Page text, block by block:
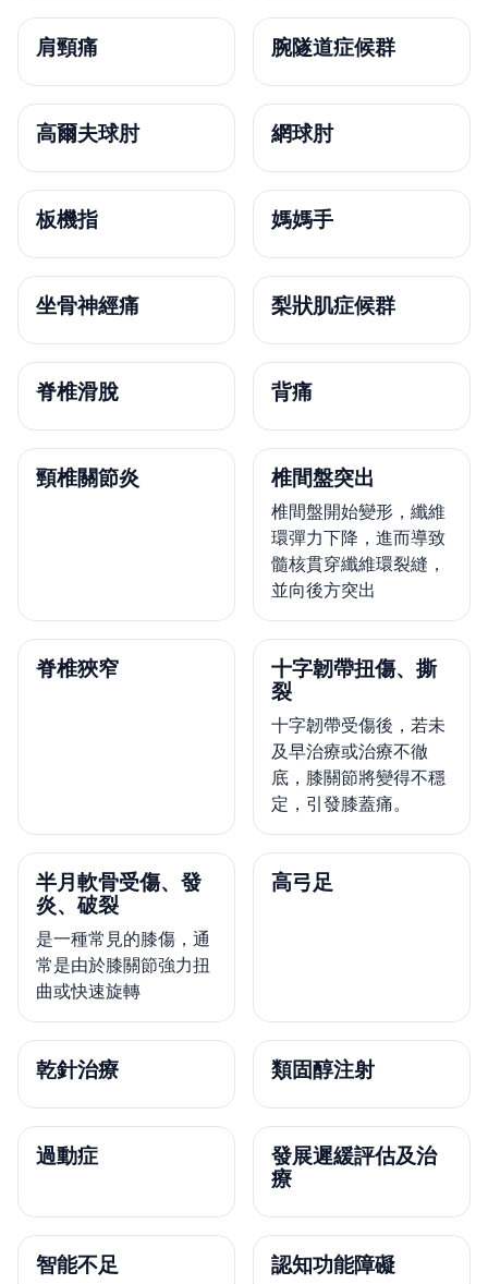
肩頸痛 腕隧道症候群
高爾夫球肘 網球肘
板機指 媽媽手
坐骨神經痛 梨狀肌症候群
脊椎滑脫 背痛
頸椎關節炎 椎間盤突出
椎間盤開始變形，纖維
環彈力下降，進而導致
髓核貫穿纖維環裂縫，
並向後方突出
脊椎狹窄
十字韌帶扭傷、撕
裂
十字韌帶受傷後，若未
及早治療或治療不徹
底，膝關節將變得不穩
定，引發膝蓋痛。
半月軟骨受傷、發
炎、破裂
是一種常見的膝傷，通
常是由於膝關節強力扭
曲或快速旋轉
高弓足
乾針治療 類固醇注射
過動症
發展遲緩評估及治
療
智能不足 認知功能障礙